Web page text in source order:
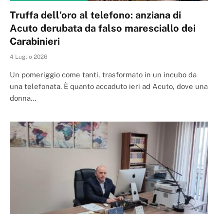
Truffa dell’oro al telefono: anziana di
Acuto derubata da falso maresciallo dei
Carabinieri
4 Luglio 2026
Un pomeriggio come tanti, trasformato in un incubo da
una telefonata. È quanto accaduto ieri ad Acuto, dove una
donna…